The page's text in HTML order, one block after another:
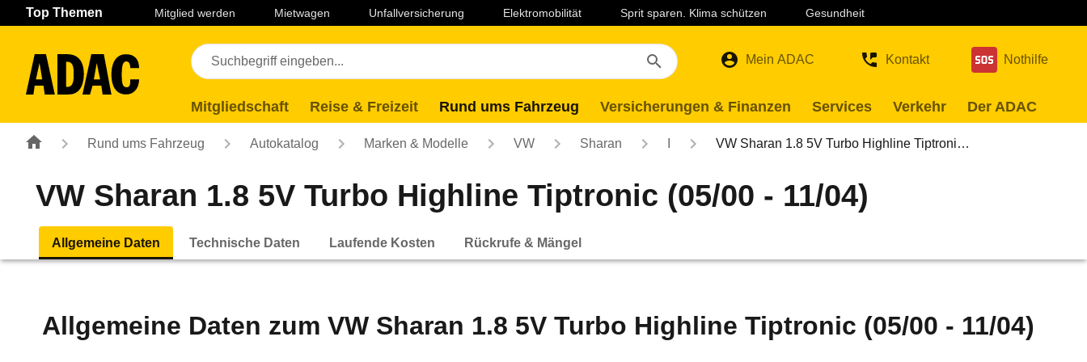
Navigation Seiteninhalt Fußzeile
Top Themen Mitglied werden Mietwagen Unfallversicherung Elektromobilität Sprit sparen. Klima schützen Gesundheit
Mein ADAC Kontakt Nothilfe
Mitgliedschaft Reise & Freizeit Rund ums Fahrzeug Versicherungen & Finanzen Services Verkehr Der ADAC
Rund ums Fahrzeug Autokatalog Marken & Modelle VW Sharan VW Sharan 1.8 5V Turbo Highline Tiptroni…
VW Sharan 1.8 5V Turbo Highline Tiptronic (05/00 - 11/04)
Allgemeine Daten Technische Daten Laufende Kosten Rückrufe & Mängel
Allgemeine Daten zum VW Sharan 1.8 5V Turbo Highline Tiptronic (05/00 - 11/04)